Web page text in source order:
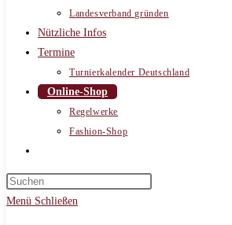
Landesverband gründen
Nützliche Infos
Termine
Turnierkalender Deutschland
Online-Shop
Regelwerke
Fashion-Shop
umschalten
Menü Schließen